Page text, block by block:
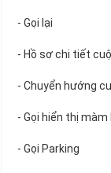
- Gọi lại
- Hồ sơ chi tiết
- Chuyển hướng
- Gọi hiển thị màm
- Gọi Parking